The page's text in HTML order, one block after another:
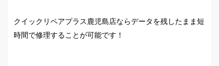
クイックリペアプラス鹿児島店ならデータを残したまま短
時間で修理することが可能です！